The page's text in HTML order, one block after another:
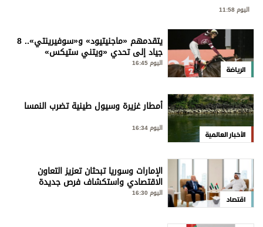
اليوم 11:58
الرياضة
يتقدمهم «ماجنيتيود» و«سوفيرينتي».. 8
جياد إلى تحدي «ويتني ستيكس»
اليوم 16:45
الأخبار العالمية
أمطار غزيرة وسيول طينية تضرب النمسا
اليوم 16:34
اقتصاد
الإمارات وسوريا تبحثان تعزيز التعاون
الاقتصادي واستكشاف فرص جديدة
اليوم 16:30